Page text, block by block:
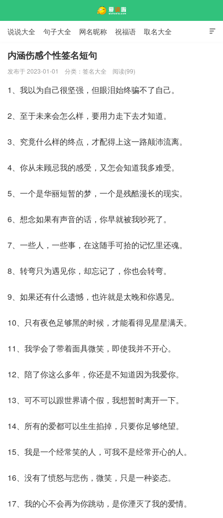

说说大全 句子大全 网名昵称 祝福语 取名大全
标语口号 签名大全
内涵伤感个性签名短句
发布于 2023-01-01 分类： 签名大全 阅读(99)
1、我以为自己很坚强，但眼泪始终骗不了自己。
2、至于未来会怎么样，要用力走下去才知道。
3、究竟什么样的终点，才配得上这一路颠沛流离。
4、你从未顾忌我的感受，又怎会知道我多难受。
5、一个是华丽短暂的梦，一个是残酷漫长的现实。
6、想念如果有声音的话，你早就被我吵死了。
7、一些人，一些事，在这随手可拾的记忆里还魂。
8、转弯只为遇见你，却忘记了，你也会转弯。
9、如果还有什么遗憾，也许就是太晚和你遇见。
10、只有夜色足够黑的时候，才能看得见星星满天。
11、我学会了带着面具微笑，即使我并不开心。
12、陪了你这么多年，你还是不知道因为我爱你。
13、可不可以跟世界请个假，我想暂时离开一下。
14、所有的爱都可以生生掐掉，只要你足够绝望。
15、我是一个经常笑的人，可我不是经常开心的人。
16、没有了愤怒与悲伤，微笑，只是一种姿态。
17、我的心不会再为你跳动，是你湮灭了我的爱情。